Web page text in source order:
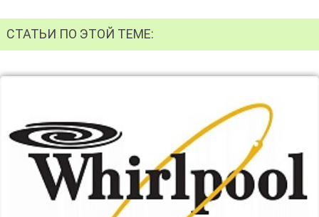
СТАТЬИ ПО ЭТОЙ ТЕМЕ: